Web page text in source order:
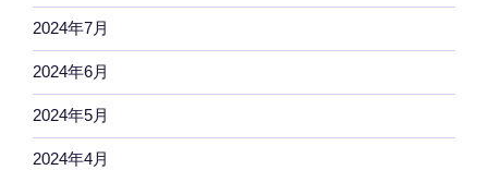
2024年7月
2024年6月
2024年5月
2024年4月